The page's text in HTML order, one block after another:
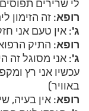
לי שרירים
רופא: זה הזימון
ג': אין טעם אני
רופא: התיק
ג': אני מסוגל זה
עכשיו אני רץ
באוויר)
רופא: אין בעיה,